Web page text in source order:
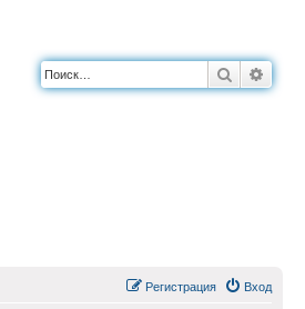
Поиск
Вход
Регистрация